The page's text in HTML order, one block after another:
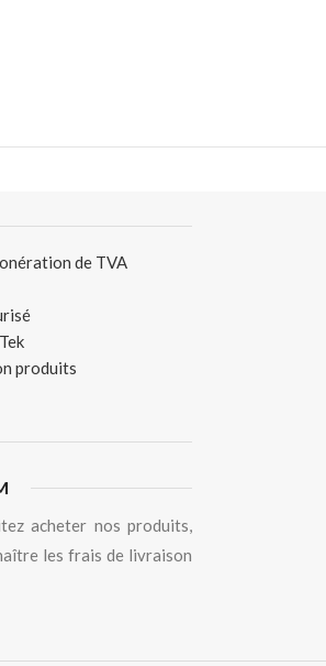
de TVA
produits
acheter nos produits,
les frais de livraison